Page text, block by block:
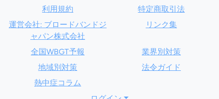
利用規約
特定商取引法
運営会社: ブロードバンドジ
ャパン株式会社
リンク集
全国WBGT予報
業界別対策
地域別対策
法令ガイド
熱中症コラム